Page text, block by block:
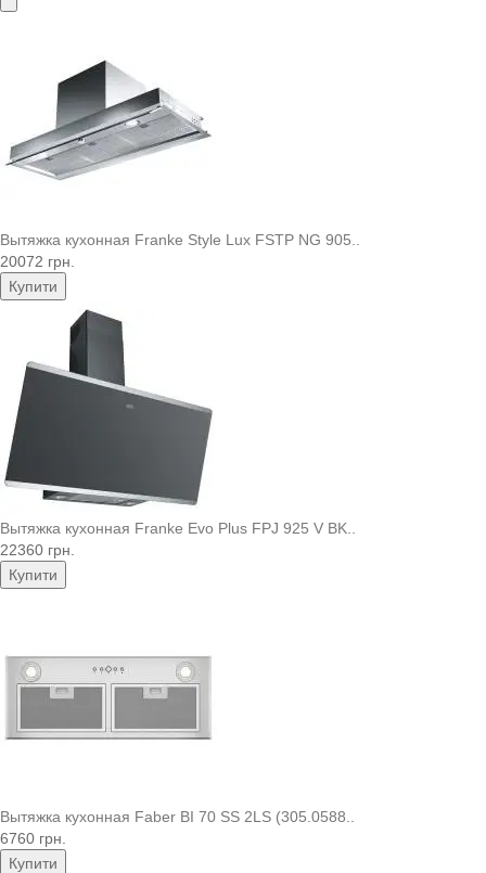
Вытяжка кухонная Franke Style Lux FSTP NG 905..
20072 грн.
Купити
Вытяжка кухонная Franke Evo Plus FPJ 925 V BK..
22360 грн.
Купити
Вытяжка кухонная Faber BI 70 SS 2LS (305.0588..
6760 грн.
Купити